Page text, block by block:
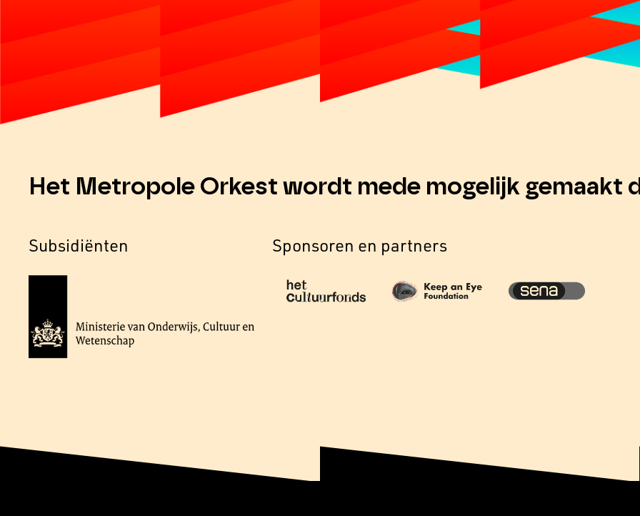
Het Metropole Orkest wordt mede mogelijk gemaakt
Subsidiënten Sponsoren en partners